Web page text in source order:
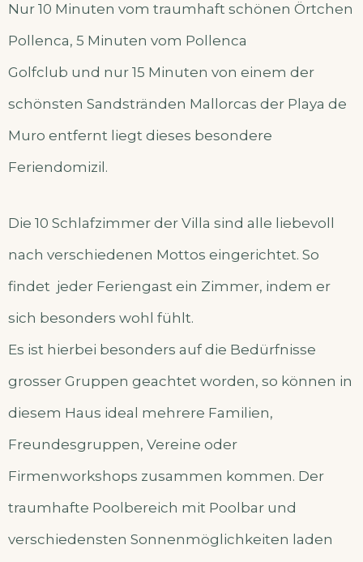
Nur 10 Minuten vom traumhaft schönen Örtchen
Pollenca, 5 Minuten vom Pollenca
Golfclub und nur 15 Minuten von einem der
schönsten Sandstränden Mallorcas der Playa de
Muro entfernt liegt dieses besondere
Feriendomizil.
Die 10 Schlafzimmer der Villa sind alle liebevoll
nach verschiedenen Mottos eingerichtet. So
findet jeder Feriengast ein Zimmer, indem er
sich besonders wohl fühlt.
Es ist hierbei besonders auf die Bedürfnisse
grosser Gruppen geachtet worden, so können in
diesem Haus ideal mehrere Familien,
Freundesgruppen, Vereine oder
Firmenworkshops zusammen kommen. Der
traumhafte Poolbereich mit Poolbar und
verschiedensten Sonnenmöglichkeiten laden